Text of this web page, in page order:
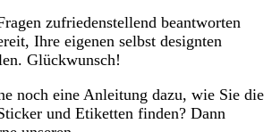
zufriedenstellend beantworten
Ihre eigenen selbst designten
Glückwunsch!
noch eine Anleitung dazu, wie Sie die
und Etiketten finden? Dann